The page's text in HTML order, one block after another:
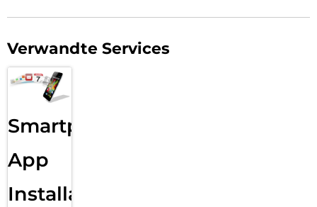
Verwandte Services
Smartphone
App
Installation